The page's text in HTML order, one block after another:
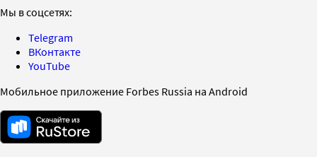
Мы в соцсетях:
Telegram
ВКонтакте
YouTube
Мобильное приложение Forbes Russia на Android